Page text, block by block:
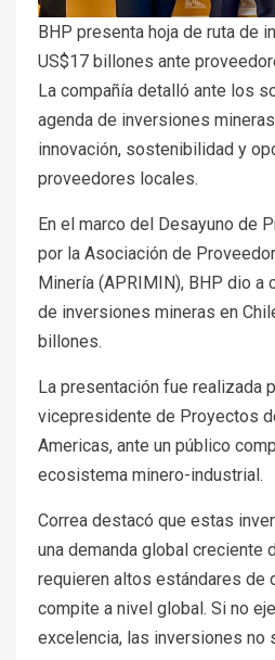
BHP presenta hoja de ruta de
US$17 billones ante
La compañía detalló ante los
agenda de inversiones
innovación, sostenibilidad y
proveedores locales.
En el marco del Desayuno de
por la Asociación de
Minería (APRIMIN), BHP dio a
de inversiones mineras en
billones.
La presentación fue realizada
vicepresidente de Proyectos
Americas, ante un público
ecosistema minero-industrial.
Correa destacó que estas
una demanda global creciente
requieren altos estándares de
compite a nivel global. Si no
excelencia, las inversiones no